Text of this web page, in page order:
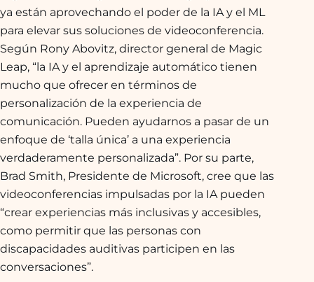
ya están aprovechando el poder de la IA y el ML
para elevar sus soluciones de videoconferencia.
Según Rony Abovitz, director general de Magic
Leap, “la IA y el aprendizaje automático tienen
mucho que ofrecer en términos de
personalización de la experiencia de
comunicación. Pueden ayudarnos a pasar de un
enfoque de ‘talla única’ a una experiencia
verdaderamente personalizada”. Por su parte,
Brad Smith, Presidente de Microsoft, cree que las
videoconferencias impulsadas por la IA pueden
“crear experiencias más inclusivas y accesibles,
como permitir que las personas con
discapacidades auditivas participen en las
conversaciones”.